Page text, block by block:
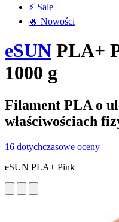
⚡ Sale
🔥 Nowości
eSUN PLA+
1000 g
Filament PLA o
właściwościach
16 dotychczasowe oceny
eSUN PLA+ Pink